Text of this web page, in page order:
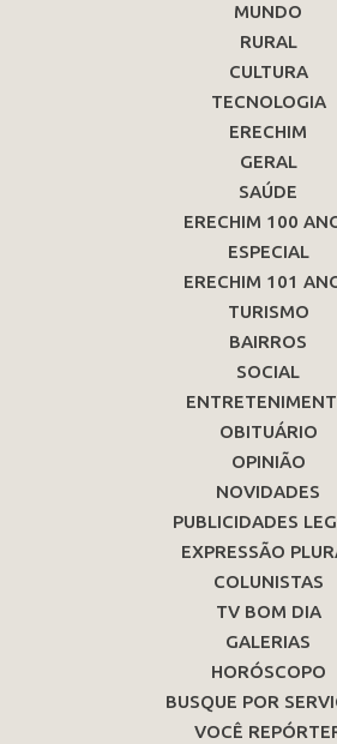
MUNDO
RURAL
CULTURA
TECNOLOGIA
ERECHIM
GERAL
SAÚDE
ERECHIM 100
ESPECIAL
ERECHIM 101
TURISMO
BAIRROS
SOCIAL
OBITUÁRIO
OPINIÃO
NOVIDADES
PUBLICIDADES
EXPRESSÃO
COLUNISTAS
TV BOM DIA
GALERIAS
HORÓSCOPO
BUSQUE POR
VOCÊ